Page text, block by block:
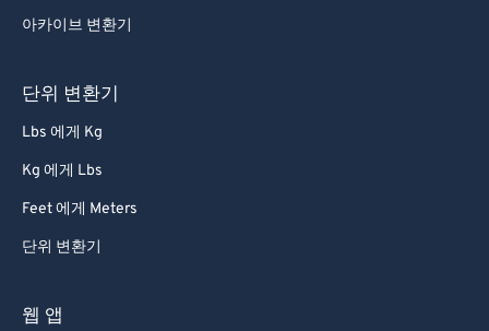
아카이브 변환기
단위 변환기
Lbs 에게 Kg
Kg 에게 Lbs
Feet 에게 Meters
단위 변환기
웹 앱